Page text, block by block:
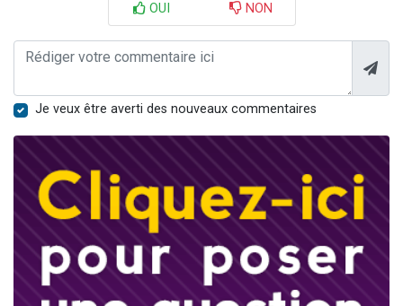
OUI NON
Je veux être averti des nouveaux commentaires